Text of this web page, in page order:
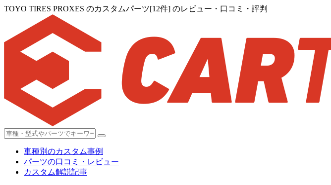
TOYO TIRES PROXES のカスタムパーツ[12件] のレビュー・口コミ・評判
車種別のカスタム事例
パーツの口コミ・レビュー
カスタム解説記事